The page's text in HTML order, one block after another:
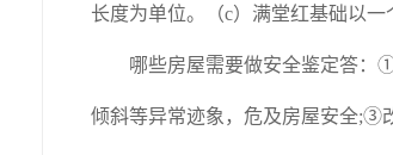
长度为单位。（c）满堂红基础以一
哪些房屋需要做安全鉴定答：①
倾斜等异常迹象，危及房屋安全